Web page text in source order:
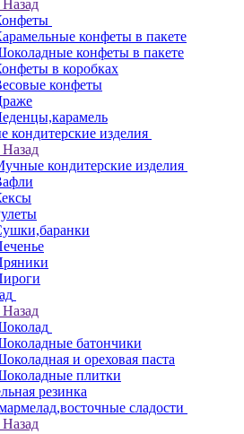
Назад
конфеты в пакете
конфеты в пакете
в коробках
конфеты
кондитерские изделия
Назад
кондитерские изделия
Назад
батончики
и ореховая паста
плитки
резинка
сладости
Назад